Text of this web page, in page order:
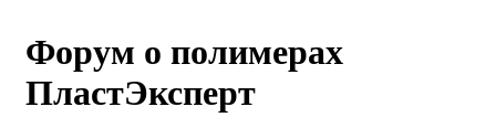
Форум о полимерах
ПластЭксперт